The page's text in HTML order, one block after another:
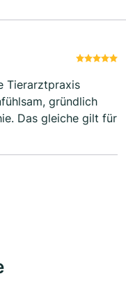
Tierarztpraxis
gründlich
Das gleiche gilt für